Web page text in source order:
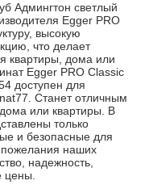
Админгтон светлый
Egger PRO
высокую
что делает
квартиры, дома или
Egger PRO Classic
доступен для
Станет отличным
или квартиры. В
только
и безопасные для
пожелания наших
надежность,
цены.